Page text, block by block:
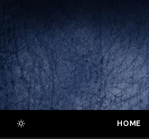
HOME